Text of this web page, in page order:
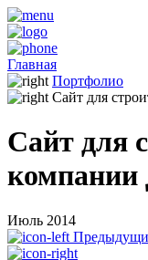
Главная
Портфолио
Сайт для
Сайт для
компании
Июль 2014